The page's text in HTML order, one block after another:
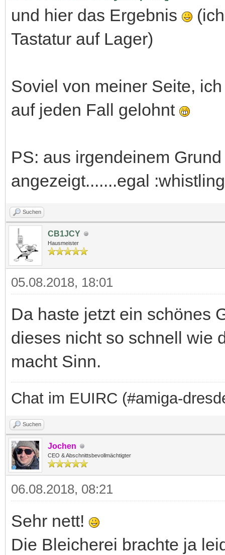
und hier das Ergebnis
Tastatur auf Lager)
Soviel von meiner Seite,
auf jeden Fall gelohnt
PS: aus irgendeinem
angezeigt.......egal
Suchen
CB1JCY
Hausmeister
05.08.2018, 18:01
Da haste jetzt ein schönes
dieses nicht so schnell wie
macht Sinn.
Chat im EUIRC (#amiga-
Suchen
Jochen
CEO & Abschnittsbevollmächtigter
06.08.2018, 08:21
Sehr nett!
Die Bleicherei brachte ja